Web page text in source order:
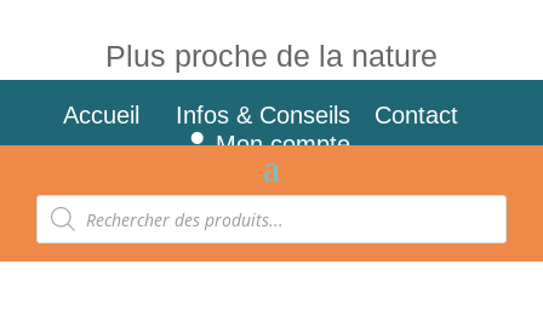
Plus proche de la nature
Accueil Infos & Conseils
Contact
Mon compte
Recherche
produits